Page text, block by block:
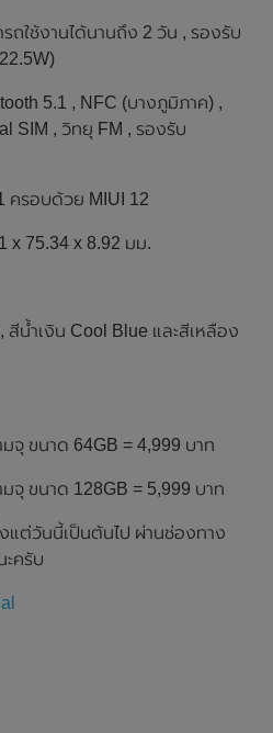
ถใช้งานได้นานถึง 2 วัน , รองรับ
5.1 , NFC (บางภูมิภาค) ,
SIM , วิทยุ FM , รองรับ
ครอบด้วย MIUI 12
x 75.34 x 8.92 มม.
น้ำเงิน Cool Blue และสีเหลือง
จุ ขนาด 64GB = 4,999 บาท
จุ ขนาด 128GB = 5,999 บาท
แต่วันนี้เป็นต้นไป ผ่านช่องทาง
ะครับ